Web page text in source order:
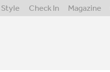
Style Check In Magazine